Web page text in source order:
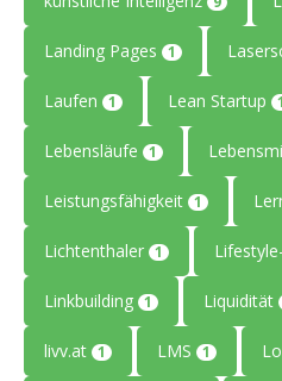
Landing Pages 1
Laufen 1 Lean Startup
Lebensläufe 1
Leistungsfähigkeit 1
Lichtenthaler 1
Linkbuilding 1 Liquidität
livv.at 1 LMS 1